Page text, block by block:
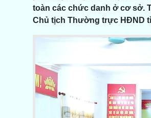
toàn các chức danh ở cơ sở.
Chủ tịch Thường trực HĐND